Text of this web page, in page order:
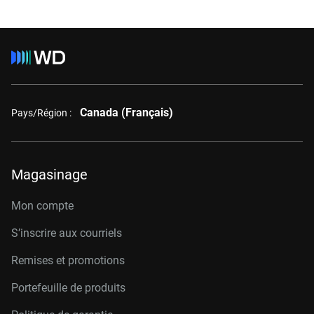
Pays/Région : Canada (Français)
Magasinage
Mon compte
S’inscrire aux courriels
Remises et promotions
Portefeuille de produits